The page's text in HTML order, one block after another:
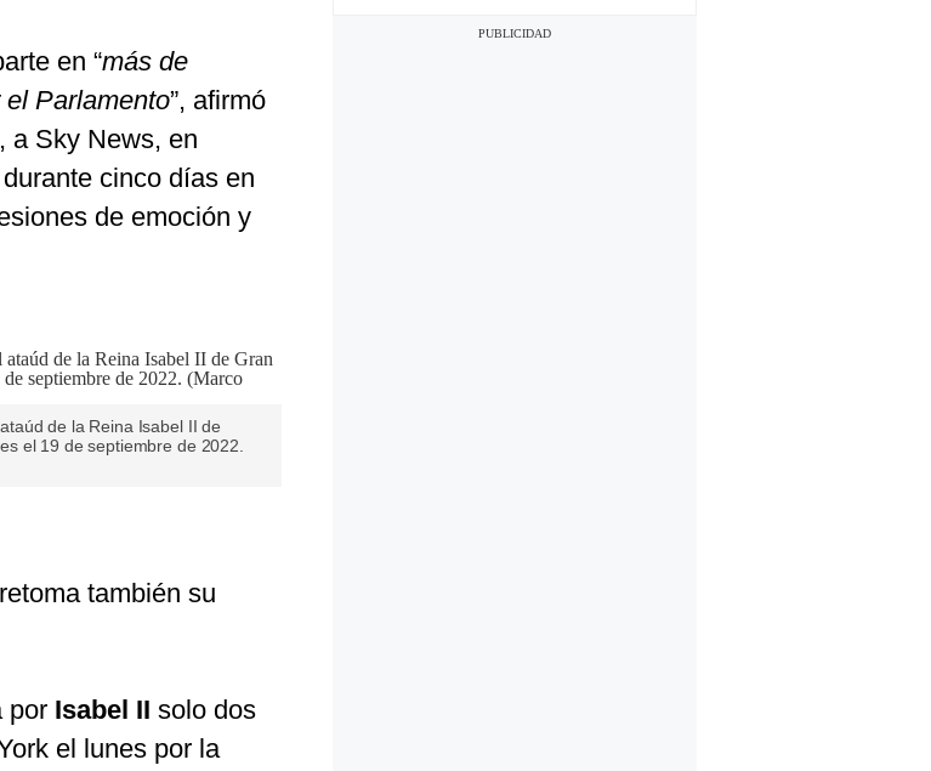
en “más de
Parlamento”, afirmó
a Sky News, en
cinco días en
de emoción y
de la Reina Isabel II de
el 19 de septiembre de 2022.
también su
por Isabel II solo dos
el lunes por la